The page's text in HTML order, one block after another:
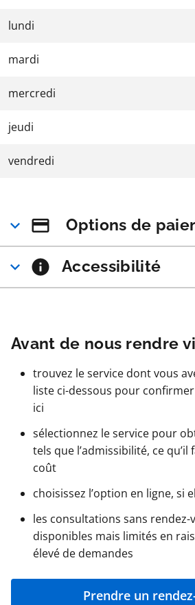
lundi
mardi
mercredi
jeudi
vendredi
Options de
Accessibilité
Avant de nous rendre
trouvez le service dont vous
liste ci-dessous pour
ici
sélectionnez le service pour
tels que l’admissibilité, ce
coût
choisissez l’option en ligne, si
les consultations sans rendez-
disponibles mais limités en
élevé de demandes
Prendre un